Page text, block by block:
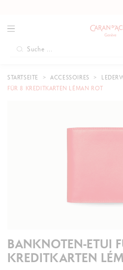
STARTSEITE ACCESSOIRES
FÜR 8 KREDITKARTEN LÉMAN ROT
BANKNOTEN-ETUI
KREDITKARTEN